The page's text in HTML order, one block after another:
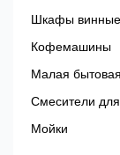
Шкафы винные
Кофемашины
Малая
Смесители для
Мойки